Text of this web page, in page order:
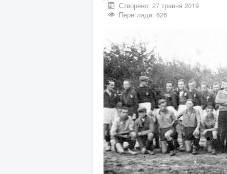
Створено: 27 травня 2019
Перегляди: 626